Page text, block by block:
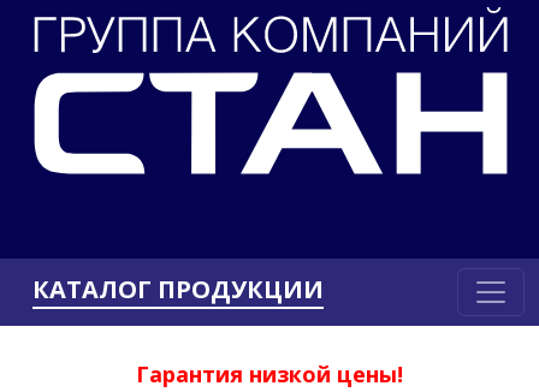
КАТАЛОГ ПРОДУКЦИИ
Гарантия низкой цены!